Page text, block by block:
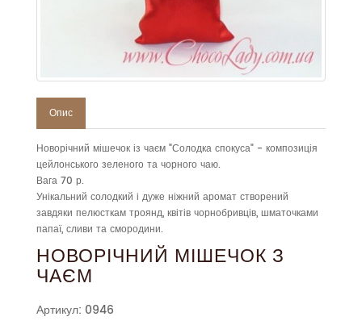
Опис
Новорічний мішечок із чаєм "Солодка спокуса" - композиція
цейлонського зеленого та чорного чаю.
Вага 70 р.
Унікальний солодкий і дуже ніжний аромат створений
завдяки пелюсткам троянд, квітів чорнобривців, шматочками
папаї, сливи та смородини.
НОВОРІЧНИЙ МІШЕЧОК З
ЧАЄМ
Артикул: 0946